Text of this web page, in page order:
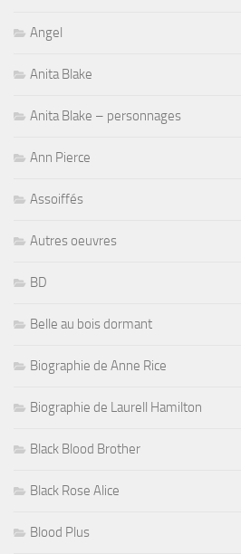
Angel
Anita Blake
Anita Blake – personnages
Ann Pierce
Assoiffés
Autres oeuvres
BD
Belle au bois dormant
Biographie de Anne Rice
Biographie de Laurell Hamilton
Black Blood Brother
Black Rose Alice
Blood Plus